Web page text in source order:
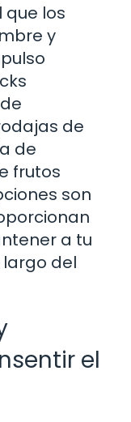
que los
y
de
de
frutos
son
a tu
largo del
el